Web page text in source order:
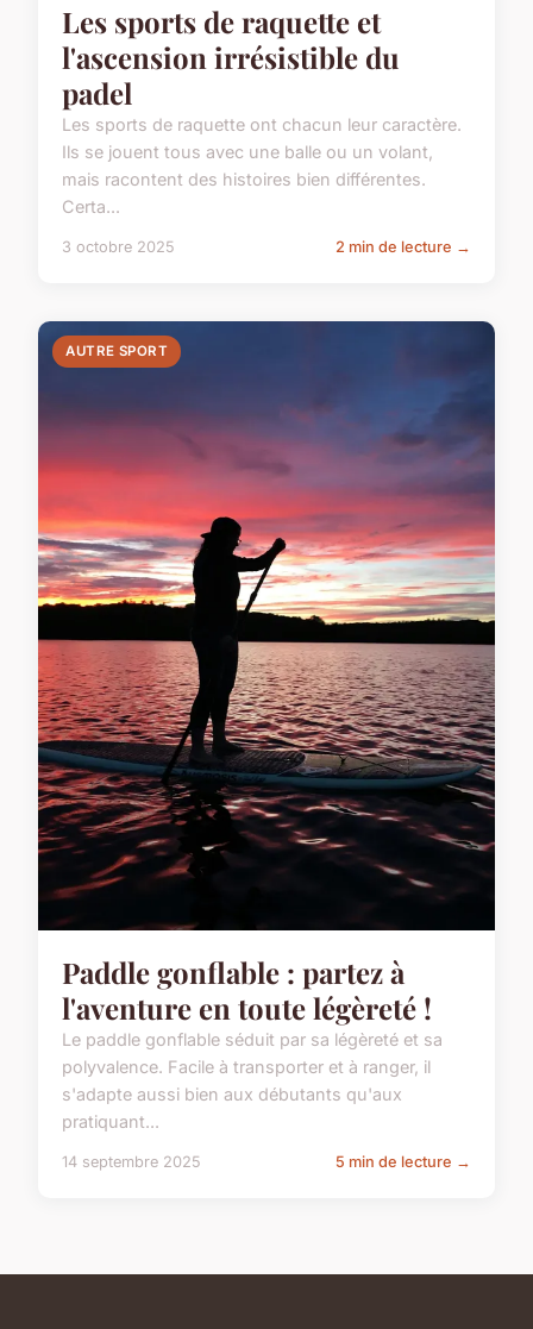
Les sports de raquette et
l'ascension irrésistible du
padel
Les sports de raquette ont chacun leur caractère.
Ils se jouent tous avec une balle ou un volant,
mais racontent des histoires bien différentes.
Certa...
3 octobre 2025 2 min de lecture →
AUTRE SPORT
Paddle gonflable : partez à
l'aventure en toute légèreté !
Le paddle gonflable séduit par sa légèreté et sa
polyvalence. Facile à transporter et à ranger, il
s'adapte aussi bien aux débutants qu'aux
pratiquant...
14 septembre 2025 5 min de lecture →